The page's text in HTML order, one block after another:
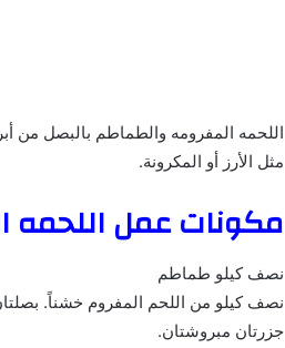
اللحمه المفرومه والطماطم بالبصل من
مثل الأرز أو المكرونة.
مكونات عمل اللحمه
نصف كيلو طماطم
نصف كيلو من اللحم المفروم خشناً.
جزرتان مبروشتان.